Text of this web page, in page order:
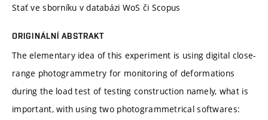
Stať ve sborníku v databázi WoS či Scopus
ORIGINÁLNÍ ABSTRAKT
The elementary idea of this experiment is using digital close-
range photogrammetry for monitoring of deformations
during the load test of testing construction namely, what is
important, with using two photogrammetrical softwares: